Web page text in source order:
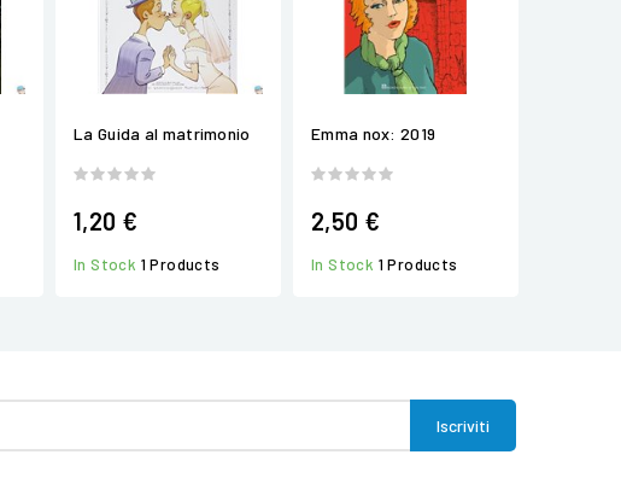
La Guida al matrimonio
1,20 €
In Stock 1 Products
Emma nox: 2019
2,50 €
In Stock 1 Products